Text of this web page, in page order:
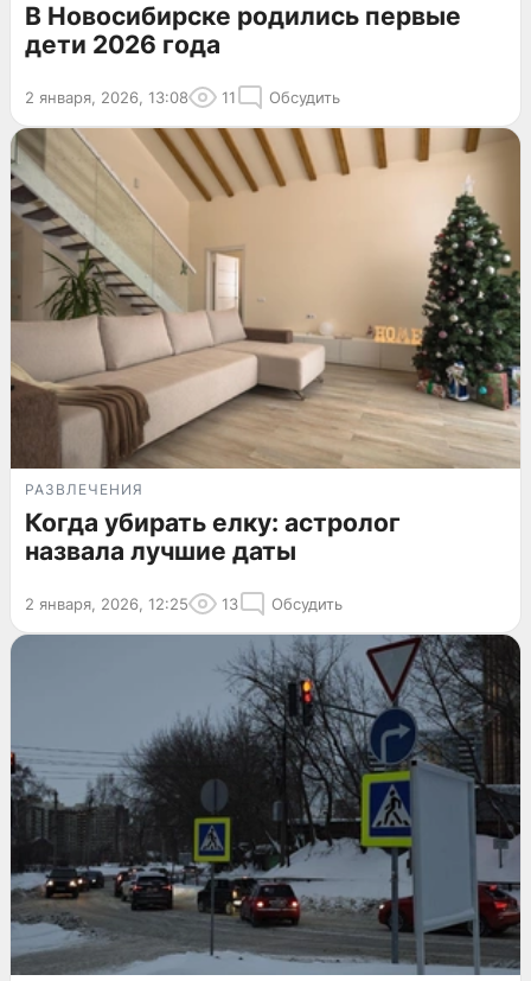
В Новосибирске родились первые
дети 2026 года
2 января, 2026, 13:08 11 Обсудить
РАЗВЛЕЧЕНИЯ
Когда убирать елку: астролог
назвала лучшие даты
2 января, 2026, 12:25 13 Обсудить